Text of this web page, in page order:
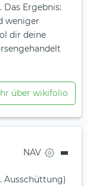
Das Ergebnis:
weniger
dir deine
über wikifolio
NAV
Ausschüttung)